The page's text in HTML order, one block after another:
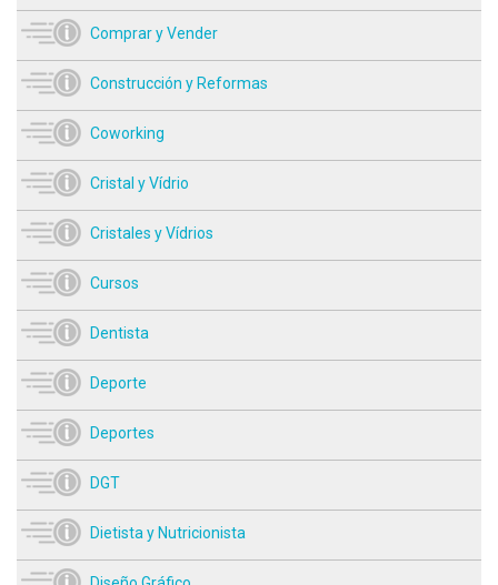
Comprar y Vender
Construcción y Reformas
Coworking
Cristal y Vídrio
Cristales y Vídrios
Cursos
Dentista
Deporte
Deportes
DGT
Dietista y Nutricionista